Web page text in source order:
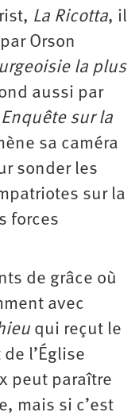
La Ricotta, il
Orson
la plus
aussi par
Enquête sur la
sa caméra
sonder les
sur la
forces
de grâce où
avec
qui reçut le
l’Église
peut paraître
mais si c’est